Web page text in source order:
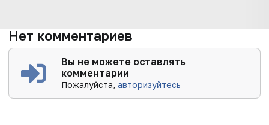
Нет комментариев
Вы не можете оставлять
комментарии
Пожалуйста,авторизуйтесь